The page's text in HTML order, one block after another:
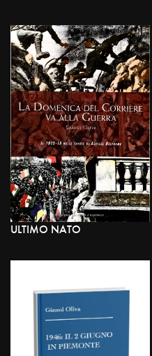
ULTIMO NATO